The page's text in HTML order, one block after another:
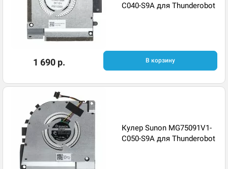
C040-S9A для Thunderobot
1 690 р. В корзину
Кулер Sunon MG75091V1-
C050-S9A для Thunderobot